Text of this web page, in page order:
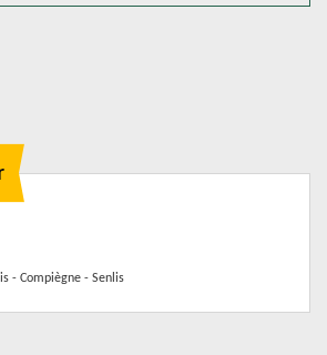
- Compiègne - Senlis